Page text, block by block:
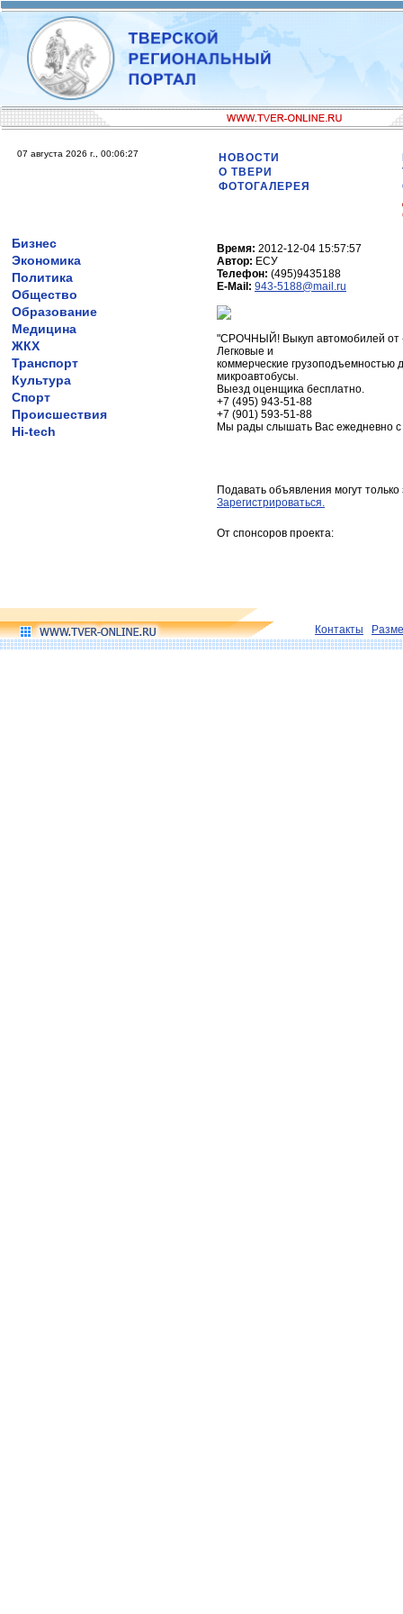
07 августа 2026 г., 00:06:27
НОВОСТИ
О ТВЕРИ
ФОТОГАЛЕРЕЯ
Бизнес
Экономика
Политика
Общество
Образование
Медицина
ЖКХ
Транспорт
Культура
Спорт
Происшествия
Hi-tech
Время: 2012-12-04 15:57:57
Автор: ЕСУ
Телефон: (495)9435188
E-Mail: 943-5188@mail.ru
"СРОЧНЫЙ! Выкуп автомобилей от
Легковые и
коммерческие грузоподъемностью
микроавтобусы.
Выезд оценщика бесплатно.
+7 (495) 943-51-88
+7 (901) 593-51-88
Мы рады слышать Вас ежедневно с
Подавать объявления могут
Зарегистрироваться.
От спонсоров проекта:
Контакты